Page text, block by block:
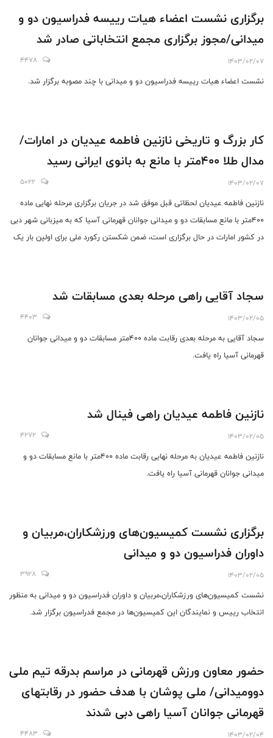
برگزاری نشست اعضاء هیات رییسه فدراسیون دو و
میدانی/مجوز برگزاری مجمع انتخاباتی صادر شد
1403/02/07
4478
نشست اعضاء هیات رییسه فدراسیون دو و میدانی با چند مصوبه برگزار شد.
کار بزرگ و تاریخی نازنین فاطمه عیدیان در امارات/
مدال طلا ۴۰۰متر با مانع به بانوی ایرانی رسید
1403/02/07
5022
نازنین فاطمه عیدیان لحظاتی قبل موفق شد در جریان برگزاری مرحله نهایی ماده
۴۰۰متر با مانع مسابقات دو و میدانی جوانان قهرمانی آسیا که به میزبانی شهر دبی
در کشور امارات در حال برگزاری است، ضمن شکستن رکورد ملی برای اولین بار یک
سجاد آقایی راهی مرحله بعدی مسابقات شد
1403/02/05
4403
سجاد آقایی به مرحله بعدی رقابت ماده ۴۰۰متر مسابقات دو و میدانی جوانان
قهرمانی آسیا راه یافت.
نازنین فاطمه عیدیان راهی فینال شد
1403/02/05
4272
نازنین فاطمه عیدیان به مرحله نهایی رقابت ماده ۴۰۰متر با مانع مسابقات دو و
میدانی جوانان قهرمانی آسیا راه یافت.
برگزاری نشست کمیسیون‌های ورزشکاران،مربیان و
داوران فدراسیون دو و میدانی
1403/02/05
3928
نشست کمیسیون‌های ورزشکاران،مربیان و داوران فدراسیون دو و میدانی به منظور
انتخاب رییس و نمایندگان این کمیسیون‌ها در مجمع فدراسیون برگزار شد.
حضور معاون ورزش قهرمانی در مراسم بدرقه تیم ملی
دوومیدانی/ ملی پوشان با هدف حضور در رقابتهای
قهرمانی جوانان آسیا راهی دبی شدند
1403/02/04
4483